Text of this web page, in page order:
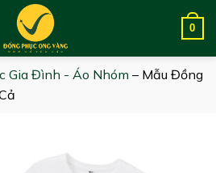
0
Gia Đình - Áo Nhóm – Mẫu Đồng